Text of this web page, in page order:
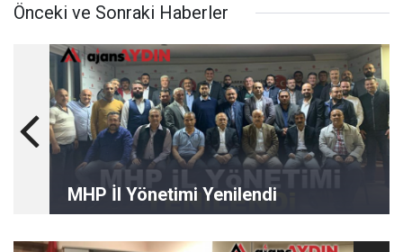
Önceki ve Sonraki Haberler
MHP İl Yönetimi Yenilendi